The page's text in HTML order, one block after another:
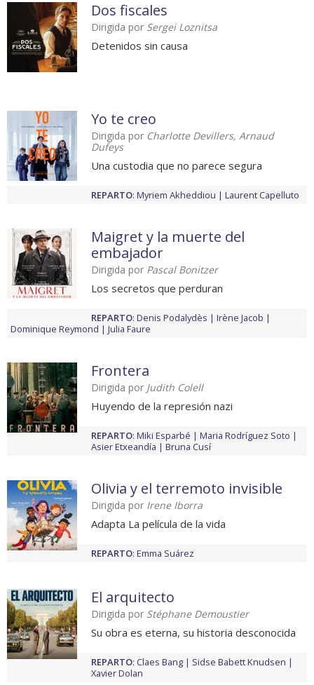
Dos fiscales
Dirigida por Sergei Loznitsa
Detenidos sin causa
Yo te creo
Dirigida por Charlotte Devillers, Arnaud
Dufeys
Una custodia que no parece segura
REPARTO: Myriem Akheddiou Laurent Capelluto
Maigret y la muerte del
embajador
Dirigida por Pascal Bonitzer
Los secretos que perduran
REPARTO: Denis Podalydès
Irène Jacob
Dominique Reymond
Julia Faure
Frontera
Dirigida por Judith Colell
Huyendo de la represión nazi
REPARTO: Miki Esparbé
Maria Rodríguez Soto
Asier Etxeandía
Bruna Cusí
Olivia y el terremoto invisible
Dirigida por Irene Iborra
Adapta La película de la vida
REPARTO: Emma Suárez
El arquitecto
Dirigida por Stéphane Demoustier
Su obra es eterna, su historia desconocida
REPARTO: Claes Bang
Sidse Babett Knudsen
Xavier Dolan